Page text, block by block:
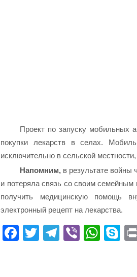
Проект по запуску мобильных
покупки лекарств в селах.
исключительно в сельской
Напомним,в результате войны
и потеряла связь со своим
получить медицинскую помощь
электронный рецепт на лекарства.
Fa T
Te Vi
W
S